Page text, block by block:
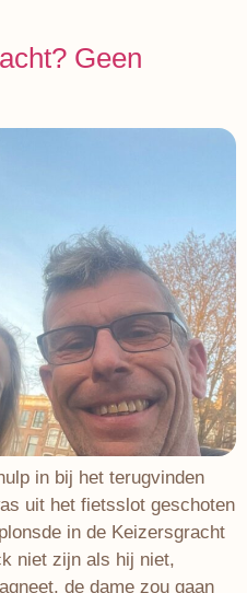
Geen
in bij het terugvinden
uit het fietsslot geschoten
in de Keizersgracht
niet zijn als hij niet,
de dame zou gaan